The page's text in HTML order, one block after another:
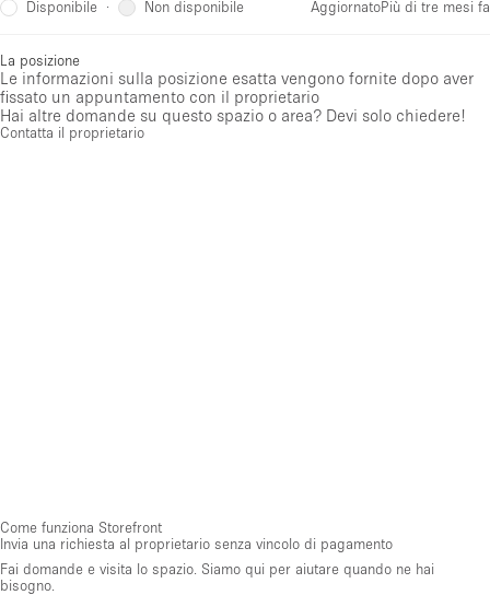
Disponibile · Non disponibile AggiornatoPiù di tre mesi fa
La posizione
Le informazioni sulla posizione esatta vengono fornite dopo aver
fissato un appuntamento con il proprietario
Hai altre domande su questo spazio o area? Devi solo chiedere!
Contatta il proprietario
Come funziona Storefront
Invia una richiesta al proprietario senza vincolo di pagamento
Fai domande e visita lo spazio. Siamo qui per aiutare quando ne hai
bisogno.